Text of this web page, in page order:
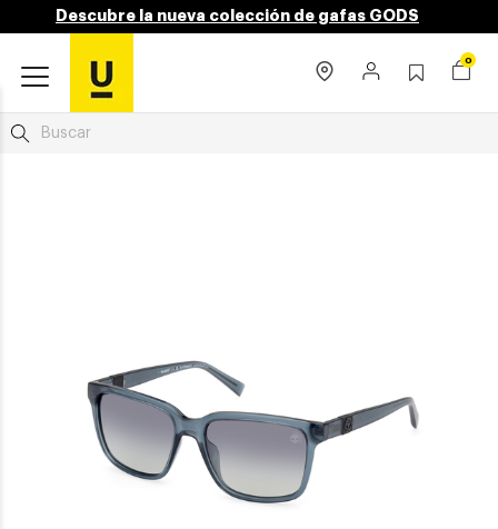
Descubre la nueva colección de gafas GODS
0